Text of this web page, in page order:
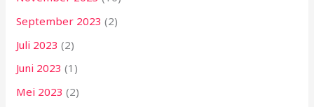
September 2023 (2)
Juli 2023 (2)
Juni 2023 (1)
Mei 2023 (2)